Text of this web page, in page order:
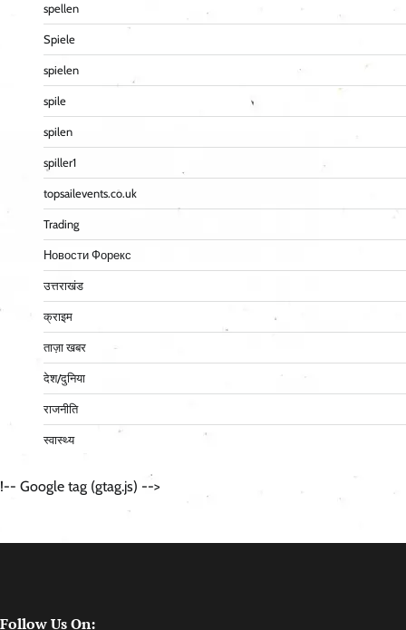
spellen
Spiele
spielen
spile
spilen
spiller1
topsailevents.co.uk
Trading
Новости Форекс
उत्तराखंड
क्राइम
ताज़ा खबर
देश/दुनिया
राजनीति
स्वास्थ्य
!-- Google tag (gtag.js) -->
Follow Us On: